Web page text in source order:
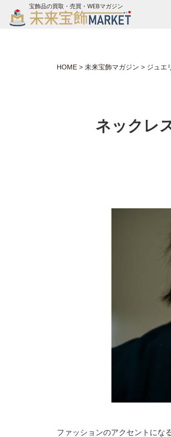
宝飾品の買取・売買・WEBマガジン
お問い合
HOME > 未来宝飾マガジン > ジュエ
ネックレ
ファッションのアクセントにな